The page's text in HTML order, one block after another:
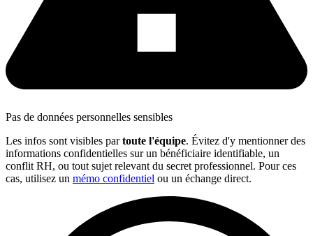
Pas de données personnelles sensibles
Les infos sont visibles partoute l'équipe. Évitez d'y mentionner des
informations confidentielles sur un bénéficiaire identifiable, un
conflit RH, ou tout sujet relevant du secret professionnel. Pour ces
cas, utilisez un mémo confidentiel ou un échange direct.